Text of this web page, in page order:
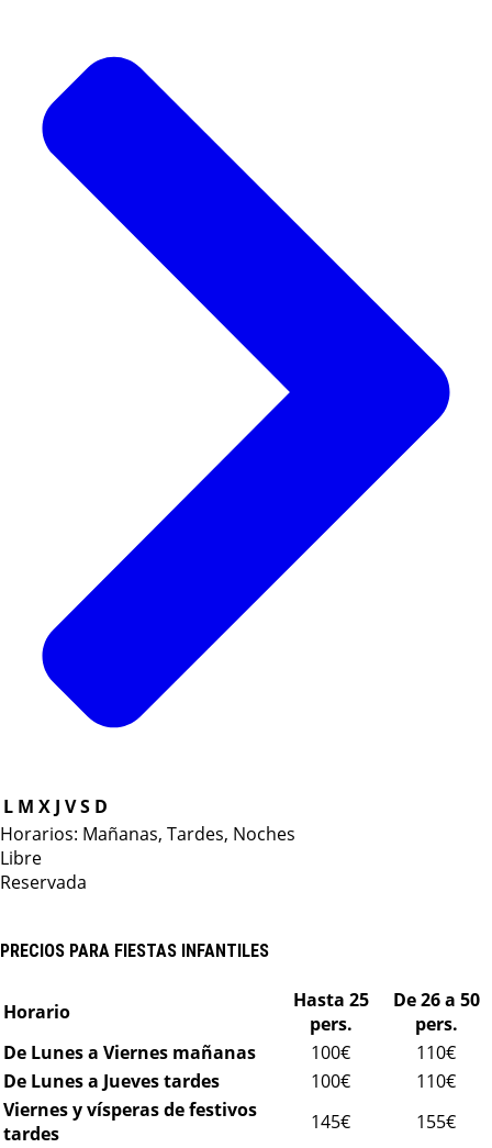
L M XJ VS D
Horarios: Mañanas, Tardes, Noches
Libre
Reservada
PRECIOS PARA FIESTAS INFANTILES
Horario
Hasta 25
pers.
De 26 a 50
pers.
De Lunes a Viernes mañanas
100€
110€
De Lunes a Jueves tardes
100€
110€
Viernes y vísperas de festivos
tardes
145€
155€